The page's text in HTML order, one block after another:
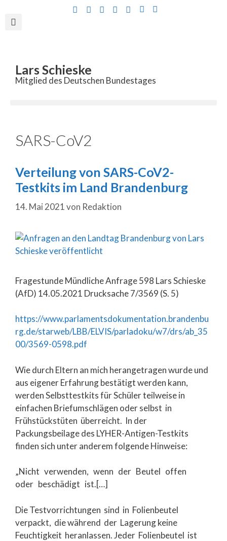
Lars Schieske
Mitglied des Deutschen Bundestages
SARS-CoV2
Verteilung von SARS-CoV2-
Testkits im Land Brandenburg
14. Mai 2021von Redaktion
Fragestunde Mündliche Anfrage 598 Lars Schieske
(AfD) 14.05.2021 Drucksache 7/3569 (S. 5)
https://www.parlamentsdokumentation.brandenbu
rg.de/starweb/LBB/ELVIS/parladoku/w7/drs/ab_35
00/3569-0598.pdf
Wie durch Eltern an mich herangetragen wurde und
aus eigener Erfahrung bestätigt werden kann,
werden Selbsttestkits für Schüler teilweise in
einfachen Briefumschlägen oder selbst in
Frühstückstüten überreicht. In der
Packungsbeilage des LYHER-Antigen-Testkits
finden sich unter anderem folgende Hinweise:
„Nicht verwenden, wenn der Beutel offen
oder beschädigt ist.[…]
Die Testvorrichtungen sind in Folienbeutel
verpackt, die während der Lagerung keine
Feuchtigkeit heranlassen. Jeder Folienbeutel ist